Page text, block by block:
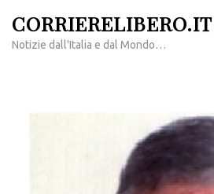
contenuto
CORRIERELIBERO.IT
Notizie dall'Italia e dal Mondo…